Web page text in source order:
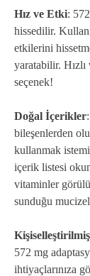
Hız ve Etki:
hissedilir.
etkilerini
yaratabilir.
seçenek!
Doğal İçerikler
bileşenlerden
kullanmak
içerik listesi
vitaminler
sunduğu
572 mg
ihtiyaçlarınıza